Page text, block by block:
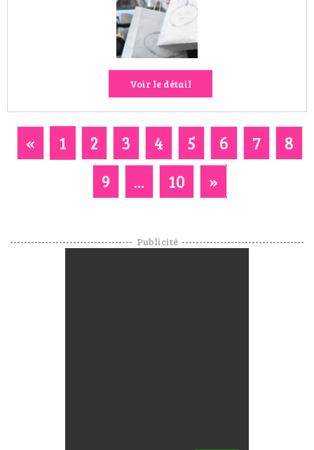
Voir le détail
« 1 2 3 4 5 6 7
8
9
... 10 »
Publicité